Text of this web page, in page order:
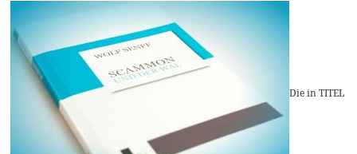
Die in TITEL